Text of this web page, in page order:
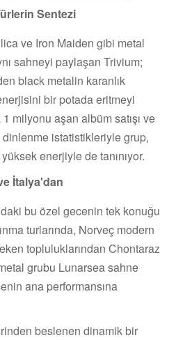
Sentezi
ve Iron Maiden gibi metal
sahneyi paylaşan Trivium;
black metalin karanlık
bir potada eritmeyi
milyonu aşan albüm satışı ve
dinlenme istatistikleriyle grup,
enerjiyle de tanınıyor.
İtalya'dan
bu özel gecenin tek konuğu
turlarında, Norveç modern
topluluklarından Chontaraz
grubu Lunarsea sahne
ana performansına
beslenen dinamik bir